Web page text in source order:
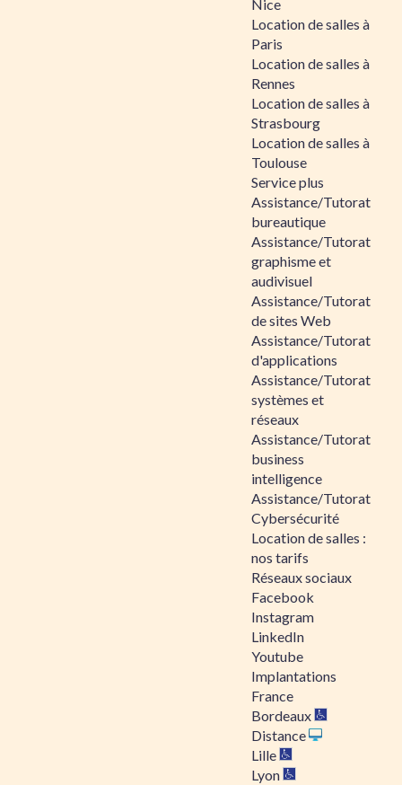
Nice
Location de salles à
Paris
Location de salles à
Rennes
Location de salles à
Strasbourg
Location de salles à
Toulouse
Service plus
Assistance/Tutorat
bureautique
Assistance/Tutorat
graphisme et
audivisuel
Assistance/Tutorat
de sites Web
Assistance/Tutorat
d'applications
Assistance/Tutorat
systèmes et
réseaux
Assistance/Tutorat
business
intelligence
Assistance/Tutorat
Cybersécurité
Location de salles :
nos tarifs
Réseaux sociaux
Facebook
Instagram
LinkedIn
Youtube
Implantations
France
Bordeaux
Distance
Lille
Lyon